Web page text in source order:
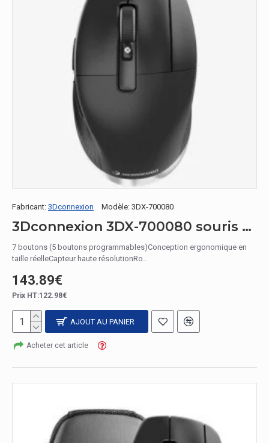
Fabricant: 3Dconnexion Modèle: 3DX-700080
3Dconnexion 3DX-700080 souris USB Type-A Droitier
7 boutons (5 boutons programmables)Conception ergonomique en
taille réelleCapteur haute résolutionRo..
143.89€
Prix HT:122.98€
AJOUT AU PANIER
Acheter cet article